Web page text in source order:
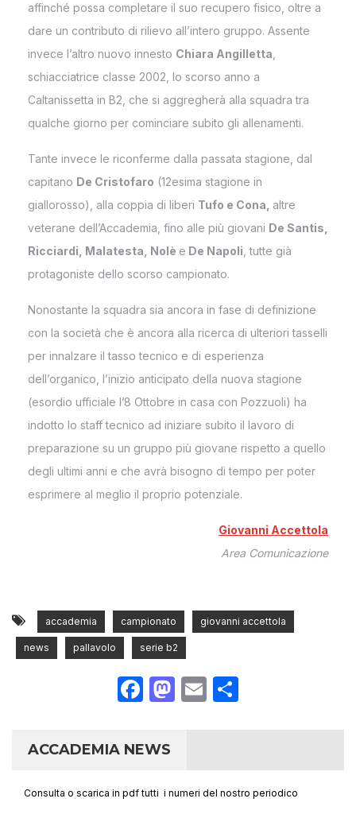
affinché possa completare il suo recupero fisico, oltre a
dare un contributo di rilievo all’intero gruppo. Assente
invece l’altro nuovo innesto Chiara Angilletta
schiacciatrice classe 2002, lo scorso anno a
Caltanissetta in B2, che si aggregherà alla squadra tra
qualche giorno per cominciare subito gli allenamenti.
Tante invece le riconferme dalla passata stagione, dal
capitano De Cristofaro (12esima stagione in
giallorosso), alla coppia di liberi Tufo e Cona, altre
veterane dell’Accademia, fino alle più giovani De Santis,
Ricciardi, Malatesta, Nolè e De Napoli , tutte già
protagoniste dello scorso campionato.
Nonostante la squadra sia ancora in fase di definizione
con la società che è ancora alla ricerca di ulteriori tasselli
per innalzare il tasso tecnico e di esperienza
dell’organico, l’inizio anticipato della nuova stagione
(esordio ufficiale l’8 Ottobre in casa con Pozzuoli) ha
indotto lo staff tecnico ad iniziare subito il lavoro di
preparazione su un gruppo più giovane rispetto a quello
degli ultimi anni e che avrà bisogno di tempo per poter
esprimere al meglio il proprio potenziale.
Giovanni Accettola
Area Comunicazione
accademia campionato giovanni accettola
news pallavolo serie b2
Facebook
Mastodon
Email
ACCADEMIA NEWS
Consulta o scarica in pdf tutti i numeri del nostro periodico